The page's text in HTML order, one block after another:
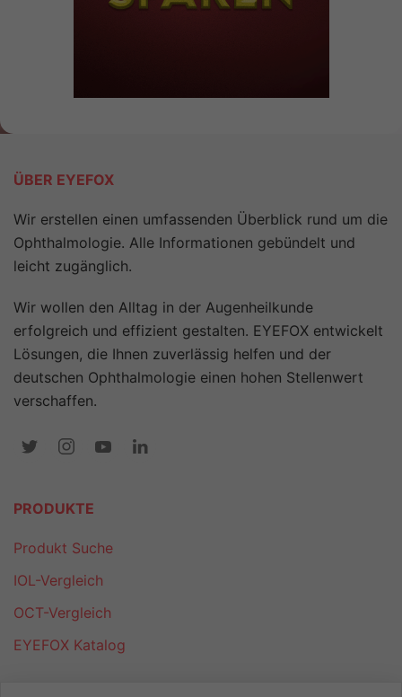
ÜBER EYEFOX
Wir erstellen einen umfassenden Überblick rund um die
Ophthalmologie. Alle Informationen gebündelt und
leicht zugänglich.
Wir wollen den Alltag in der Augenheilkunde
erfolgreich und effizient gestalten. EYEFOX entwickelt
Lösungen, die Ihnen zuverlässig helfen und der
deutschen Ophthalmologie einen hohen Stellenwert
verschaffen.
PRODUKTE
Produkt Suche
IOL-Vergleich
OCT-Vergleich
EYEFOX Katalog